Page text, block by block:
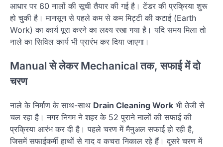
आधार पर 60 नालों की सूची तैयार की गई है। टेंडर की प्रक्रिया शुरू
हो चुकी है। मानसून से पहले कम से कम मिट्टी की कटाई (Earth
Work) का कार्य पूरा करने का लक्ष्य रखा गया है। यदि समय मिला तो
नाले का सिविल कार्य भी प्रारंभ कर दिया जाएगा।
Manual से लेकर Mechanical तक, सफाई में दो
चरण
नाले के निर्माण के साथ-साथ Drain Cleaning Work भी तेजी से
चल रहा है। नगर निगम ने शहर के 52 पुराने नालों की सफाई की
प्रक्रिया आरंभ कर दी है। पहले चरण में मैनुअल सफाई हो रही है,
जिसमें सफाईकर्मी हाथों से गाद व कचरा निकाल रहे हैं। दूसरे चरण में